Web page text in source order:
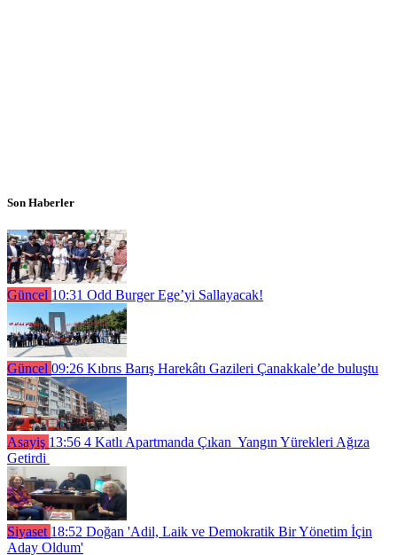
Son Haberler
Güncel 10:31 Odd Burger Ege’yi Sallayacak!
Güncel 09:26 Kıbrıs Barış Harekâtı Gazileri Çanakkale’de buluştu
Asayiş 13:56 4 Katlı Apartmanda Çıkan Yangın Yürekleri Ağıza
Getirdi
Siyaset 18:52 Doğan 'Adil, Laik ve Demokratik Bir Yönetim İçin
Aday Oldum'